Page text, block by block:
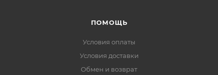
ПОМОЩЬ
Условия оплаты
Условия доставки
Обмен и возврат